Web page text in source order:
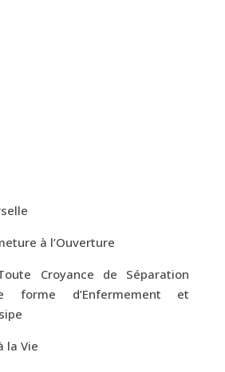
à l’Ouverture
Croyance de Séparation
forme d’Enfermement et
la Vie